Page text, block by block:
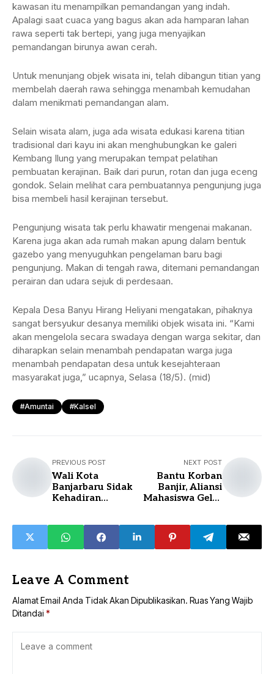
kawasan itu menampilkan pemandangan yang indah.
Apalagi saat cuaca yang bagus akan ada hamparan lahan
rawa seperti tak bertepi, yang juga menyajikan
pemandangan birunya awan cerah.
Untuk menunjang objek wisata ini, telah dibangun titian yang
membelah daerah rawa sehingga menambah kemudahan
dalam menikmati pemandangan alam.
Selain wisata alam, juga ada wisata edukasi karena titian
tradisional dari kayu ini akan menghubungkan ke galeri
Kembang Ilung yang merupakan tempat pelatihan
pembuatan kerajinan. Baik dari purun, rotan dan juga eceng
gondok. Selain melihat cara pembuatannya pengunjung juga
bisa membeli hasil kerajinan tersebut.
Pengunjung wisata tak perlu khawatir mengenai makanan.
Karena juga akan ada rumah makan apung dalam bentuk
gazebo yang menyuguhkan pengelaman baru bagi
pengunjung. Makan di tengah rawa, ditemani pemandangan
perairan dan udara sejuk di perdesaan.
Kepala Desa Banyu Hirang Heliyani mengatakan, pihaknya
sangat bersyukur desanya memiliki objek wisata ini. “Kami
akan mengelola secara swadaya dengan warga sekitar, dan
diharapkan selain menambah pendapatan warga juga
menambah pendapatan desa untuk kesejahteraan
masyarakat juga,” ucapnya, Selasa (18/5). (mid)
#Amuntai #Kalsel
PREVIOUS POST
Wali Kota
Banjarbaru Sidak
Kehadiran
NEXT POST
Bantu Korban
Banjir, Aliansi
Mahasiswa Gelar
Leave A Comment
Alamat Email Anda Tidak Akan Dipublikasikan. Ruas Yang Wajib
Ditandai *